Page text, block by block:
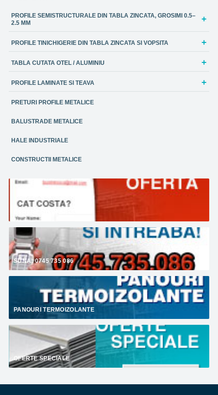
PROFILE SEMISTRUCTURALE DIN TABLA ZINCATA, GROSIMI 0.5–
2.5 MM
PROFILE TINICHIGERIE DIN TABLA ZINCATA SI VOPSITA
TABLA CUTATA OTEL / ALUMINIU
PROFILE LAMINATE SI TEAVA
PRETURI PROFILE METALICE
BALUSTRADE METALICE
HALE INDUSTRIALE
CONSTRUCTII METALICE
SUNA: 0745 735 086
PANOURI TERMOIZOLANTE
OFERTE SPECIALE